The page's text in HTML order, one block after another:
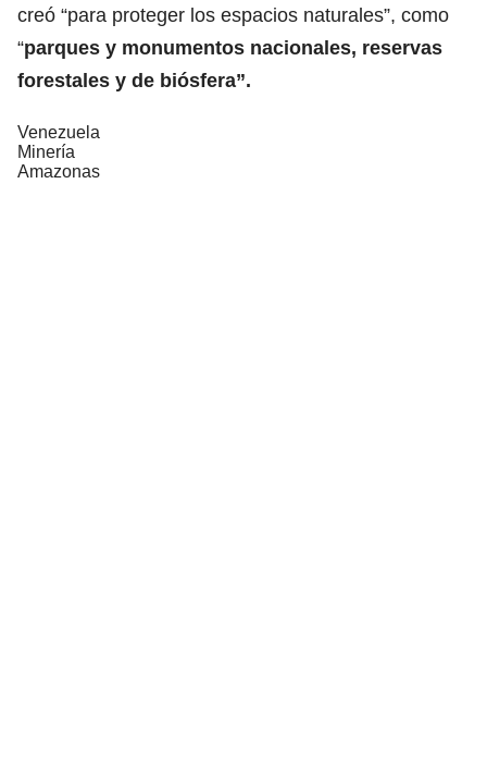
creó “para proteger los espacios naturales”, como
“parques y monumentos nacionales, reservas
forestales y de biósfera”.
Venezuela
Minería
Amazonas